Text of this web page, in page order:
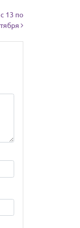
13 по